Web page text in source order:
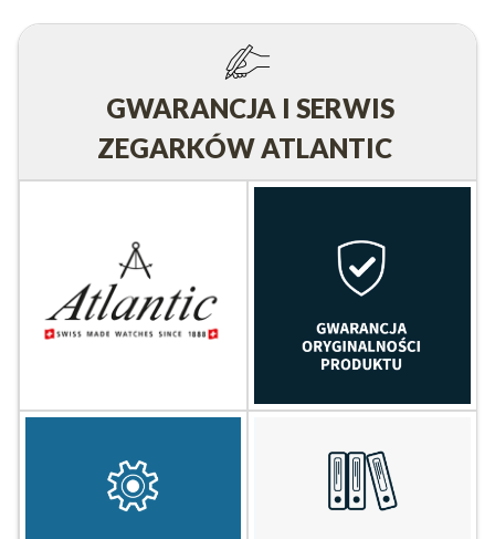
GWARANCJA I SERWIS
ZEGARKÓW ATLANTIC